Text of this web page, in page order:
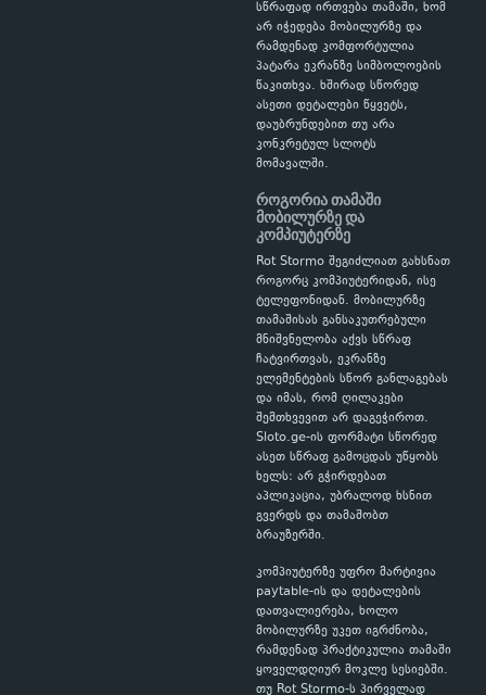
სწრაფად ირთვება თამაში, ხომ
არ იჭედება მობილურზე და
რამდენად კომფორტულია
პატარა ეკრანზე სიმბოლოების
წაკითხვა. ხშირად სწორედ
ასეთი დეტალები წყვეტს,
დაუბრუნდებით თუ არა
კონკრეტულ სლოტს
მომავალში.
როგორია თამაში
მობილურზე და
კომპიუტერზე
Rot Stormo შეგიძლიათ გახსნათ
როგორც კომპიუტერიდან, ისე
ტელეფონიდან. მობილურზე
თამაშისას განსაკუთრებული
მნიშვნელობა აქვს სწრაფ
ჩატვირთვას, ეკრანზე
ელემენტების სწორ განლაგებას
და იმას, რომ ღილაკები
შემთხვევით არ დაგეჭიროთ.
Sloto.ge-ის ფორმატი სწორედ
ასეთ სწრაფ გამოცდას უწყობს
ხელს: არ გჭირდებათ
აპლიკაცია, უბრალოდ ხსნით
გვერდს და თამაშობთ
ბრაუზერში.
კომპიუტერზე უფრო მარტივია
paytable-ის და დეტალების
დათვალიერება, ხოლო
მობილურზე უკეთ იგრძნობა,
რამდენად პრაქტიკულია თამაში
ყოველდღიურ მოკლე სესიებში.
თუ Rot Stormo-ს პირველად